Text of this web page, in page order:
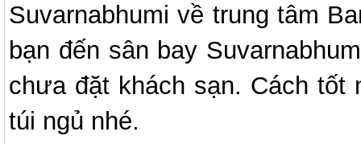
Suvarnabhumi về trung tâm
bạn đến sân bay
chưa đặt khách sạn. Cách tốt
túi ngủ nhé.